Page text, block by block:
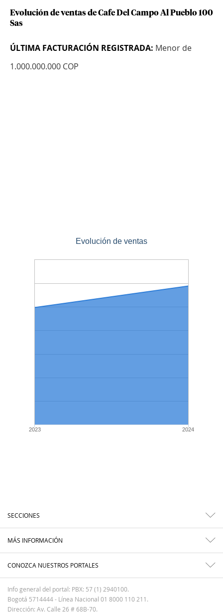
Evolución de ventas de Cafe Del Campo Al Pueblo 100
Sas
ÚLTIMA FACTURACIÓN REGISTRADA: Menor de
1.000.000.000 COP
Evolución de ventas
2023 2024
SECCIONES
MÁS INFORMACIÓN
CONOZCA NUESTROS PORTALES
Info general del portal: PBX: 57 (1) 2940100.
Bogotá 5714444 - Línea Nacional 01 8000 110 211.
Dirección: Av. Calle 26 # 68B-70.